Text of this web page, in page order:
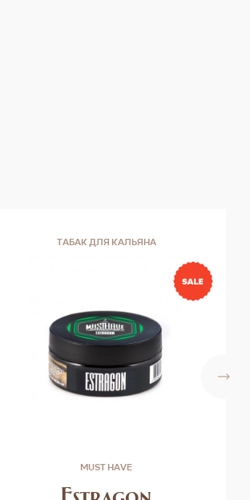
ТАБАК ДЛЯ КАЛЬЯНА
MUST HAVE